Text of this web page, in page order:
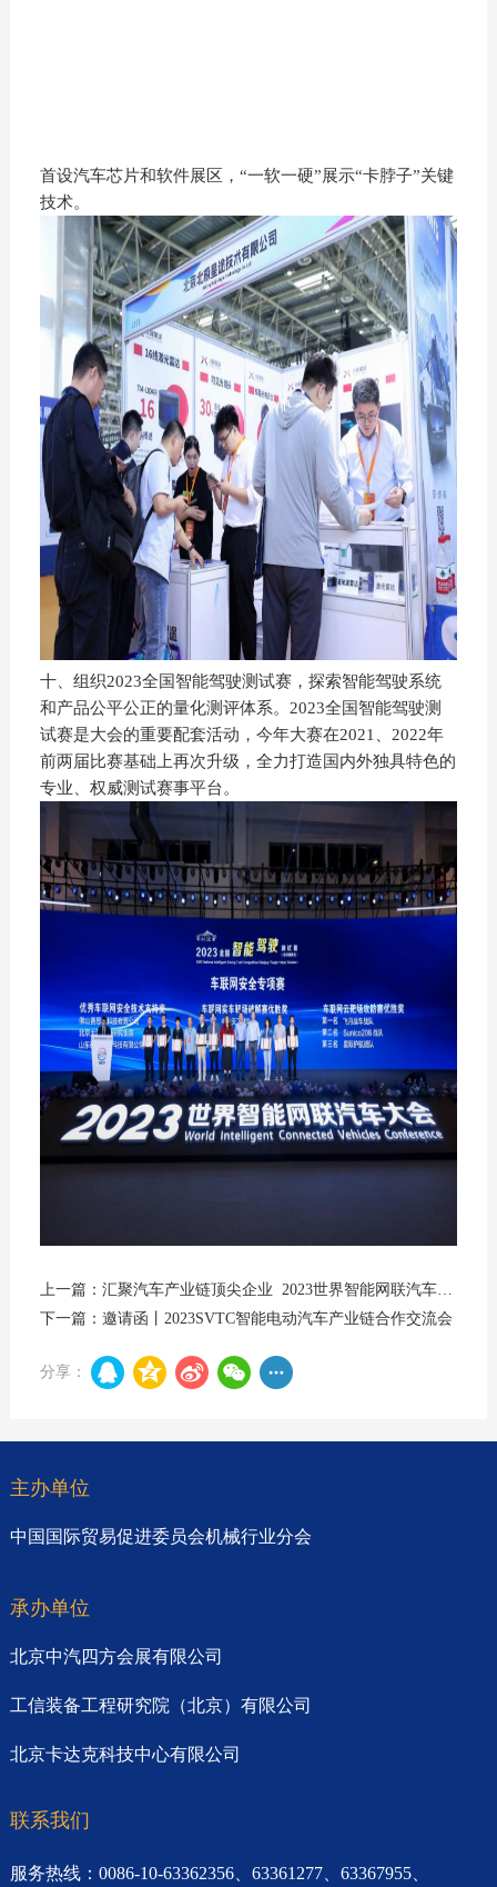
首设汽车芯片和软件展区，“一软一硬”展示“卡脖子”关键
技术。
十、组织2023全国智能驾驶测试赛，探索智能驾驶系统
和产品公平公正的量化测评体系。2023全国智能驾驶测
试赛是大会的重要配套活动，今年大赛在2021、2022年
前两届比赛基础上再次升级，全力打造国内外独具特色的
专业、权威测试赛事平台。
上一篇：汇聚汽车产业链顶尖企业 2023世界智能网联汽车大会暨展览会成为行业风向标
下一篇：邀请函丨2023SVTC智能电动汽车产业链合作交流会
分享：
主办单位
中国国际贸易促进委员会机械行业分会
承办单位
北京中汽四方会展有限公司
工信装备工程研究院（北京）有限公司
北京卡达克科技中心有限公司
联系我们
服务热线：0086-10-63362356、63361277、63367955、